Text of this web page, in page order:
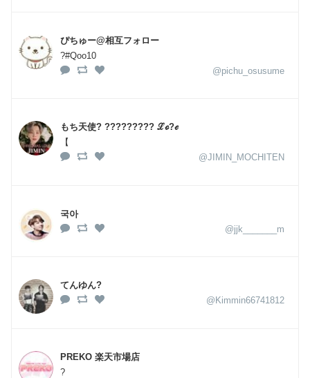
ぴちゅー@相互フォロー
?#Qoo10
@pichu_osusume
もち天使? ????????? ℒℴ?ℯ
【
@JIMIN_MOCHITEN
국아
@jjk_______m
てんゆん?
@Kimmin66741812
PREKO 楽天市場店
?